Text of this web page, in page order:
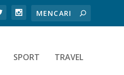
SPORT TRAVEL